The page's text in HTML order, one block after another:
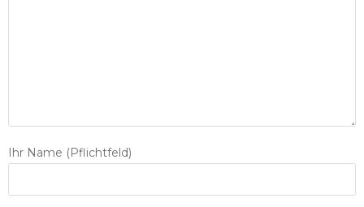
Ihr Name (Pflichtfeld)